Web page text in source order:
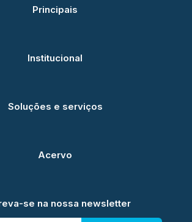
Principais
Institucional
Soluções e serviços
Acervo
se na nossa newsletter